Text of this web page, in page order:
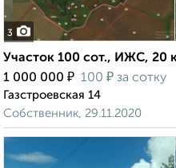
3
Участок 100 сот., ИЖС, 20
1 000 000 ₽ 100 ₽ за сотку
Газстроевская 14
Собственник, 29.11.2020